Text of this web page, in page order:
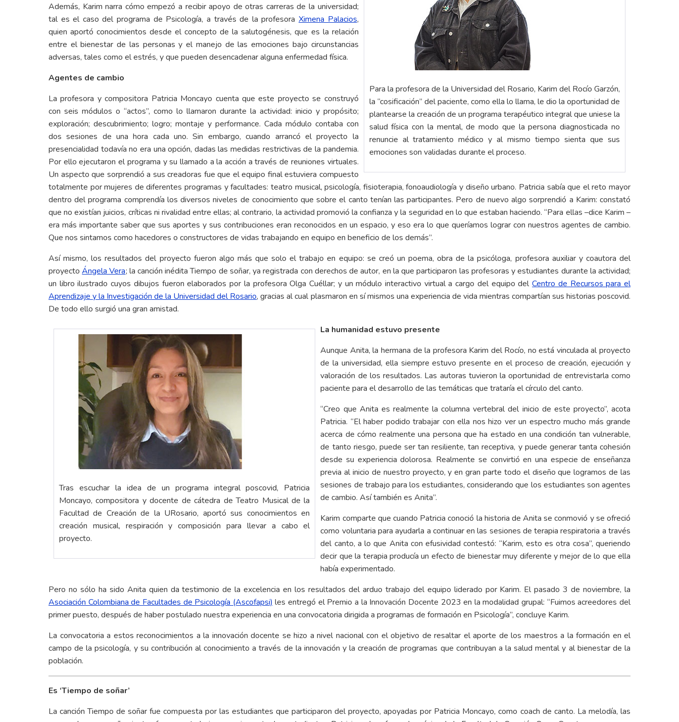
Para la profesora de la Universidad del Rosario, Karim del Rocío Garzón,
la “cosificación” del paciente, como ella lo llama, le dio la oportunidad de
plantearse la creación de un programa terapéutico integral que uniese la
salud física con la mental, de modo que la persona diagnosticada no
renuncie al tratamiento médico y al mismo tiempo sienta que sus
emociones son validadas durante el proceso.
Además, Karim narra cómo empezó a recibir apoyo de otras carreras de la universidad;
tal es el caso del programa de Psicología, a través de la profesora Ximena Palacios,
quien aportó conocimientos desde el concepto de la salutogénesis, que es la relación
entre el bienestar de las personas y el manejo de las emociones bajo circunstancias
adversas, tales como el estrés, y que pueden desencadenar alguna enfermedad física.
Agentes de cambio
La profesora y compositora Patricia Moncayo cuenta que este proyecto se construyó
con seis módulos o “actos”, como lo llamaron durante la actividad: inicio y propósito;
exploración; descubrimiento; logro; montaje y performance. Cada módulo contaba con
dos sesiones de una hora cada uno. Sin embargo, cuando arrancó el proyecto la
presencialidad todavía no era una opción, dadas las medidas restrictivas de la pandemia.
Por ello ejecutaron el programa y su llamado a la acción a través de reuniones virtuales.
Un aspecto que sorprendió a sus creadoras fue que el equipo final estuviera compuesto
totalmente por mujeres de diferentes programas y facultades: teatro musical, psicología, fisioterapia, fonoaudiología y diseño urbano. Patricia sabía que el reto mayor
dentro del programa comprendía los diversos niveles de conocimiento que sobre el canto tenían las participantes. Pero de nuevo algo sorprendió a Karim: constató
que no existían juicios, críticas ni rivalidad entre ellas; al contrario, la actividad promovió la confianza y la seguridad en lo que estaban haciendo. “Para ellas –dice Karim –
era más importante saber que sus aportes y sus contribuciones eran reconocidos en un espacio, y eso era lo que queríamos lograr con nuestros agentes de cambio.
Que nos sintamos como hacedores o constructores de vidas trabajando en equipo en beneficio de los demás”.
Así mismo, los resultados del proyecto fueron algo más que solo el trabajo en equipo: se creó un poema, obra de la psicóloga, profesora auxiliar y coautora del
proyectoÁngela Vera; la canción inédita Tiempo de soñar, ya registrada con derechos de autor, en la que participaron las profesoras y estudiantes durante la actividad;
un libro ilustrado cuyos dibujos fueron elaborados por la profesora Olga Cuéllar; y un módulo interactivo virtual a cargo del equipo delCentro de Recursos para el
Aprendizaje y la Investigación de la Universidad del Rosario, gracias al cual plasmaron en sí mismos una experiencia de vida mientras compartían sus historias poscovid.
De todo ello surgió una gran amistad.
Tras escuchar la idea de un programa integral poscovid, Patricia
Moncayo, compositora y docente de cátedra de Teatro Musical de la
Facultad de Creación de la URosario, aportó sus conocimientos en
creación musical, respiración y composición para llevar a cabo el
proyecto.
La humanidad estuvo presente
Aunque Anita, la hermana de la profesora Karim del Rocío, no está vinculada al proyecto
de la universidad, ella siempre estuvo presente en el proceso de creación, ejecución y
valoración de los resultados. Las autoras tuvieron la oportunidad de entrevistarla como
paciente para el desarrollo de las temáticas que trataría el círculo del canto.
“Creo que Anita es realmente la columna vertebral del inicio de este proyecto”, acota
Patricia. “El haber podido trabajar con ella nos hizo ver un espectro mucho más grande
acerca de cómo realmente una persona que ha estado en una condición tan vulnerable,
de tanto riesgo, puede ser tan resiliente, tan receptiva, y puede generar tanta cohesión
desde su experiencia dolorosa. Realmente se convirtió en una especie de enseñanza
previa al inicio de nuestro proyecto, y en gran parte todo el diseño que logramos de las
sesiones de trabajo para los estudiantes, considerando que los estudiantes son agentes
de cambio. Así también es Anita”.
Karim comparte que cuando Patricia conoció la historia de Anita se conmovió y se ofreció
como voluntaria para ayudarla a continuar en las sesiones de terapia respiratoria a través
del canto, a lo que Anita con efusividad contestó: “Karim, esto es otra cosa”, queriendo
decir que la terapia producía un efecto de bienestar muy diferente y mejor de lo que ella
había experimentado.
Pero no sólo ha sido Anita quien da testimonio de la excelencia en los resultados del arduo trabajo del equipo liderado por Karim. El pasado 3 de noviembre, la
Asociación Colombiana de Facultades de Psicología (Ascofapsi) les entregó el Premio a la Innovación Docente 2023 en la modalidad grupal: “Fuimos acreedores del
primer puesto, después de haber postulado nuestra experiencia en una convocatoria dirigida a programas de formación en Psicología”, concluye Karim.
La convocatoria a estos reconocimientos a la innovación docente se hizo a nivel nacional con el objetivo de resaltar el aporte de los maestros a la formación en el
campo de la psicología, y su contribución al conocimiento a través de la innovación y la creación de programas que contribuyan a la salud mental y al bienestar de la
población.
Es ‘Tiempo de soñar’
La canción Tiempo de soñar fue compuesta por las estudiantes que participaron del proyecto, apoyadas por Patricia Moncayo, como coach de canto. La melodía, las